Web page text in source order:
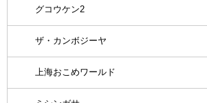
グコウケン2
ザ・カンボジーヤ
上海おこめワールド